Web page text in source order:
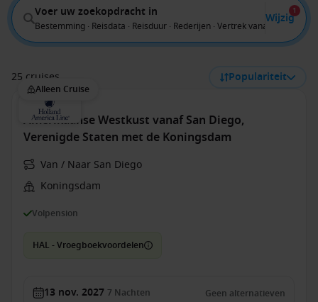
Voer uw zoekopdracht in
Bestemming · Reisdata · Reisduur · Rederijen · Vertrek vanaf
Wijzig
1
25 cruises Populariteit
Alleen Cruise
Amerikaanse Westkust vanaf San Diego,
Verenigde Staten met de Koningsdam
Van / Naar San Diego
Koningsdam
Volpension
HAL - Vroegboekvoordelen
13 nov. 2027 7 Nachten Geen alternatieven